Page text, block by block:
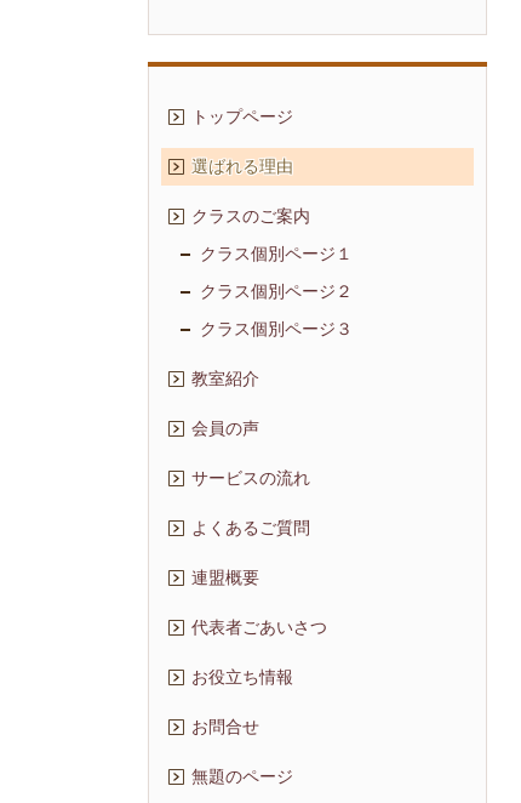
トップページ
選ばれる理由
クラスのご案内
クラス個別ページ１
クラス個別ページ２
クラス個別ページ３
教室紹介
会員の声
サービスの流れ
よくあるご質問
連盟概要
代表者ごあいさつ
お役立ち情報
お問合せ
無題のページ